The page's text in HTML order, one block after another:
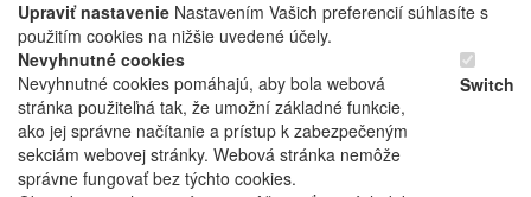
Upraviť nastavenie Nastavením Vašich preferencií súhlasíte s
použitím cookies na nižšie uvedené účely.
Nevyhnutné cookies
Nevyhnutné cookies pomáhajú, aby bola webová
stránka použiteľná tak, že umožní základné funkcie,
ako jej správne načítanie a prístup k zabezpečeným
sekciám webovej stránky. Webová stránka nemôže
správne fungovať bez týchto cookies.
Switch